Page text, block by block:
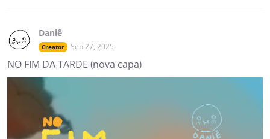
Daniê
Creator Sep 27, 2025
NO FIM DA TARDE (nova capa)